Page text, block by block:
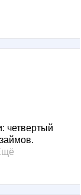
четвертый